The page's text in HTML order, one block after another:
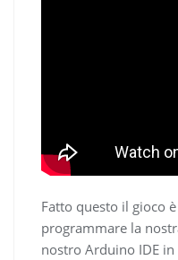
Fatto questo il gioco
programmare la
nostro Arduino IDE